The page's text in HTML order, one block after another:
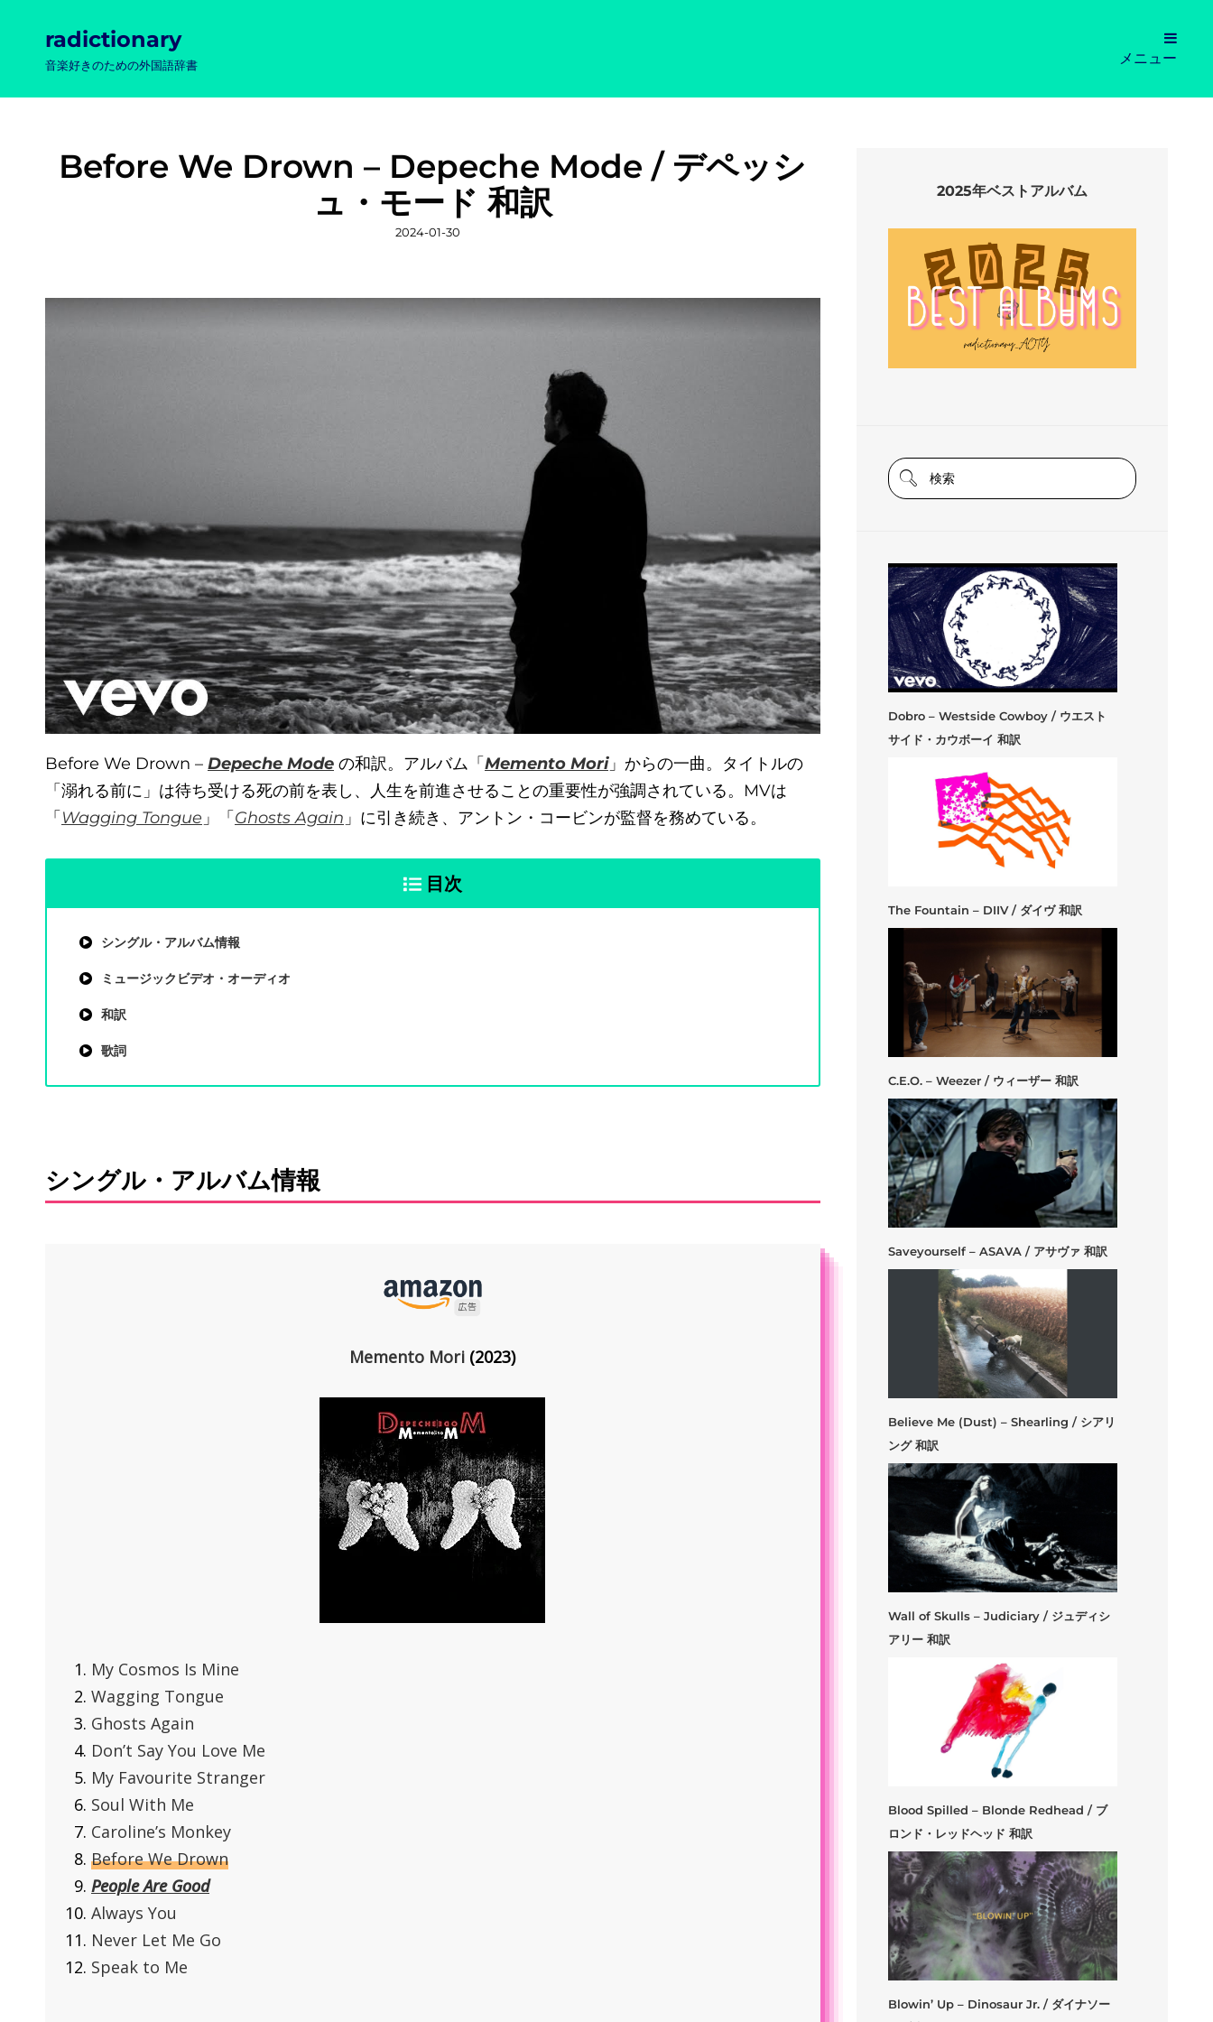
radictionary
音楽好きのための外国語辞書 メニュー
Before We Drown – Depeche Mode / デペッシ
ュ・モード 和訳
投
2024-01-30
Before We Drown – Depeche Mode の和訳。アルバム「 Memento Mori」からの一曲。タイトルの
「溺れる前に」は待ち受ける死の前を表し、人生を前進させることの重要性が強調されている。MVは
「 Wagging Tongue 」「 Ghosts Again 」に引き続き、アントン・コービンが監督を務めている。
目次
シングル・アルバム情報
ミュージックビデオ・オーディオ
和訳
歌詞
シングル・アルバム情報
Memento Mori (2023)
My Cosmos Is Mine
Wagging Tongue
Ghosts Again
Don’t Say You Love Me
My Favourite Stranger
Soul With Me
Caroline’s Monkey
Before We Drown
People Are Good
Always You
Never Let Me Go
Speak to Me
2025年ベストアルバム
Dobro – Westside Cowboy / ウエスト
サイド・カウボーイ 和訳
The Fountain – DIIV / ダイヴ 和訳
C.E.O. – Weezer / ウィーザー 和訳
Saveyourself – ASAVA / アサヴァ 和訳
Believe Me (Dust) – Shearling / シアリ
ング 和訳
Wall of Skulls – Judiciary / ジュディシ
アリー 和訳
Blood Spilled – Blonde Redhead / ブ
ロンド・レッドヘッド 和訳
Blowin’ Up – Dinosaur Jr. / ダイナソー